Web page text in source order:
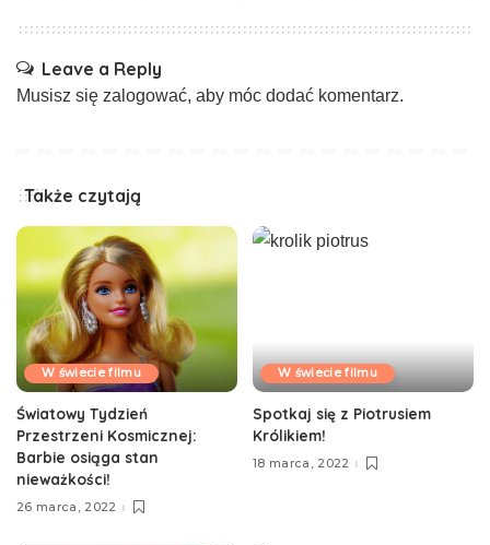
Leave a Reply
Musisz się zalogować, aby móc dodać komentarz.
Także czytają
W świecie filmu
Światowy Tydzień
Przestrzeni Kosmicznej:
Barbie osiąga stan
nieważkości!
26 marca, 2022
W świecie filmu
Spotkaj się z Piotrusiem
Królikiem!
18 marca, 2022